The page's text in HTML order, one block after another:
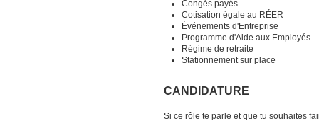
Congés payés
Cotisation égale au RÉER
Événements d'Entreprise
Programme d'Aide aux Employés
Régime de retraite
Stationnement sur place
CANDIDATURE
Si ce rôle te parle et que tu souhaites